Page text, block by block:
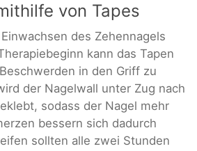
von Tapes
des Zehennagels
kann das Tapen
in den Griff zu
der Nagelwall unter Zug nach
sodass der Nagel mehr
bessern sich dadurch
sollten alle zwei Stunden